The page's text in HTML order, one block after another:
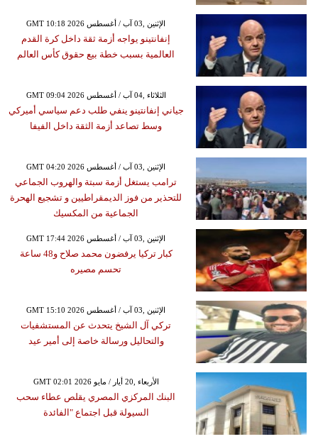
GMT 10:18 2026 الإثنين ,03 آب / أغسطس
إنفانتينو يواجه أزمة ثقة داخل كرة القدم
العالمية بسبب خطة بيع حقوق كأس العالم
GMT 09:04 2026 الثلاثاء ,04 آب / أغسطس
جياني إنفانتينو ينفي طلب دعم سياسي أميركي
وسط تصاعد أزمة الثقة داخل الفيفا
GMT 04:20 2026 الإثنين ,03 آب / أغسطس
ترامب يستغل أزمة سبتة والهروب الجماعي
للتحذير من فوز الديمقراطيين و تشجيع الهحرة
الجماعية من المكسيك
GMT 17:44 2026 الإثنين ,03 آب / أغسطس
كبار تركيا يرفضون محمد صلاح و48 ساعة
تحسم مصيره
GMT 15:10 2026 الإثنين ,03 آب / أغسطس
تركي آل الشيخ يتحدث عن المستشفيات
والتحاليل ورسالة خاصة إلى أمير عيد
GMT 02:01 2026 الأربعاء ,20 أيار / مايو
البنك المركزي المصري يقلص عطاء سحب
السيولة قبل اجتماع "الفائدة